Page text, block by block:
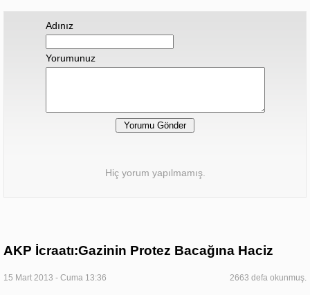
Adınız
Yorumunuz
Hiç yorum yapılmamış.
AKP İcraatı:Gazinin Protez Bacağına Haciz
15 Mart 2013 - Cuma 13:36 2663 defa okunmuş.